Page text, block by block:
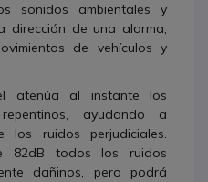
sonidos ambientales y
dirección de una alarma,
de vehículos y
atenúa al instante los
ayudando a
ruidos perjudiciales.
82dB todos los ruidos
dañinos, pero podrá